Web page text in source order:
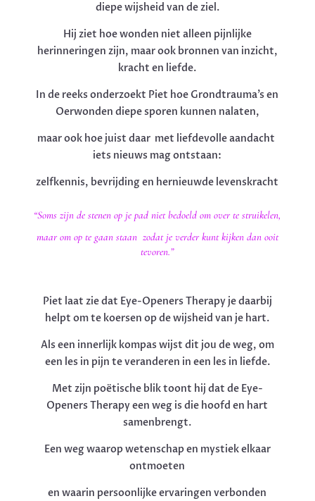
diepe wijsheid van de ziel.
Hij ziet hoe wonden niet alleen pijnlijke
herinneringen zijn, maar ook bronnen van inzicht,
kracht en liefde.
In de reeks onderzoekt Piet hoe Grondtrauma’s en
Oerwonden diepe sporen kunnen nalaten,
maar ook hoe juist daar met liefdevolle aandacht
iets nieuws mag ontstaan:
zelfkennis, bevrijding en hernieuwde levenskracht
“Soms zijn de stenen op je pad niet bedoeld om over te struikelen,
maar om op te gaan staan zodat je verder kunt kijken dan ooit
tevoren.”
Piet laat zie dat Eye-Openers Therapy je daarbij
helpt om te koersen op de wijsheid van je hart.
Als een innerlijk kompas wijst dit jou de weg, om
een les in pijn te veranderen in een les in liefde.
Met zijn poëtische blik toont hij dat de Eye-
Openers Therapy een weg is die hoofd en hart
samenbrengt.
Een weg waarop wetenschap en mystiek elkaar
ontmoeten
en waarin persoonlijke ervaringen verbonden